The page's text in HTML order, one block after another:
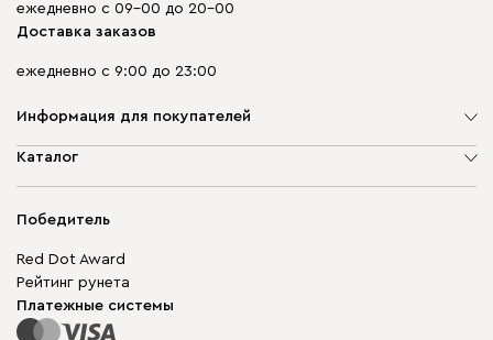
ежедневно с 09-00 до 20-00
Доставка заказов
ежедневно с 9:00 до 23:00
Информация для покупателей
О компании
Гарантия
Для бизнеса
Карта сайта
Каталог
Корпусная мебель
Модульная мебель
Столы и стулья
Победитель
Red Dot Award
Рейтинг рунета
Платежные системы